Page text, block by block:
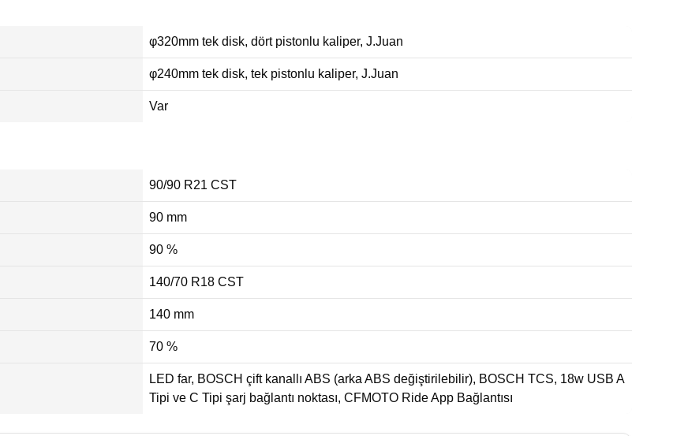
φ320mm tek disk, dört pistonlu kaliper, J.Juan
φ240mm tek disk, tek pistonlu kaliper, J.Juan
Var
90/90 R21 CST
90 mm
90 %
140/70 R18 CST
140 mm
70 %
LED far, BOSCH çift kanallı ABS (arka ABS değiştirilebilir), BOSCH TCS, 18w USB A
Tipi ve C Tipi şarj bağlantı noktası, CFMOTO Ride App Bağlantısı